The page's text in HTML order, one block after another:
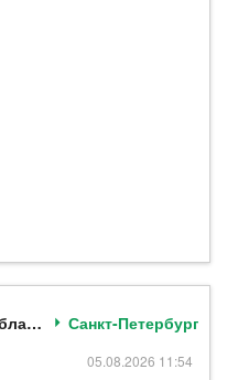
Ленинградская областная филармония (ЛГОФ) Санкт-Петербург
05.08.2026 11:54